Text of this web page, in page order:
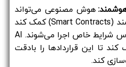
هوش مصنوعی می‌تواند
در ایجاد قراردادهای هوشمند (Smart Contracts) کمک کند
که به طور خودکار و بر اساس شرایط خاص اجرا می‌شوند. AI
تا این قراردادها را بادقت
کند.